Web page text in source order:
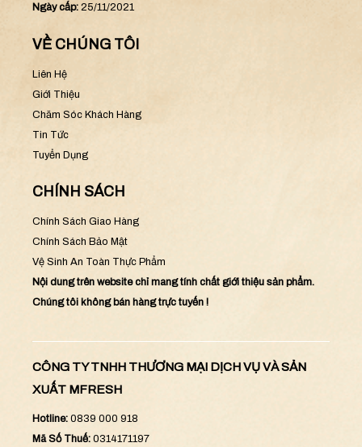
Ngày cấp: 25/11/2021
VỀ CHÚNG TÔI
Liên Hệ
Giới Thiệu
Chăm Sóc Khách Hàng
Tin Tức
Tuyển Dụng
CHÍNH SÁCH
Chính Sách Giao Hàng
Chính Sách Bảo Mật
Vệ Sinh An Toàn Thực Phẩm
Nội dung trên website chỉ mang tính chất giới thiệu sản phẩm.
Chúng tôi không bán hàng trực tuyến !
CÔNG TY TNHH THƯƠNG MẠI DỊCH VỤ VÀ SẢN
XUẤT MFRESH
Hotline: 0839 000 918
Mã Số Thuế: 0314171197